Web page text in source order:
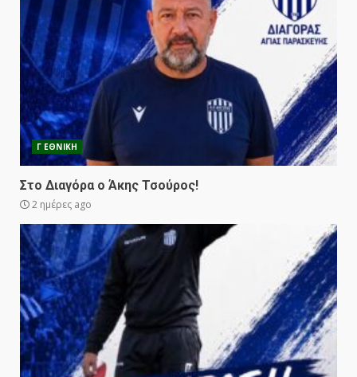
Γ ΕΘΝΙΚΗ
Στο Διαγόρα ο Άκης Τσούρος!
2 ημέρες ago